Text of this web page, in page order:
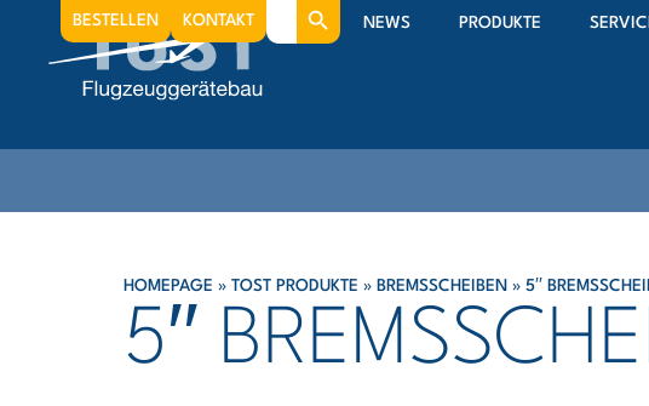
NEWS PRODUKTE
BESTELLEN KONTAKT
Search
for:
HOMEPAGE » TOST PRODUKTE » BREMSSCHEIBEN » 5′′
5′′